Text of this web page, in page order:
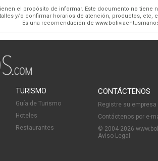
el propósito de informar. Este documento no tiene
y/o confirmar horarios de atención, productos,
Es una recomendación de
TURISMO
Guía de Turismo
Hoteles
Restaurantes
CONTÁCTENOS
Registre su empresa
Contáctenos por e-
© 2004-2026
Aviso Legal